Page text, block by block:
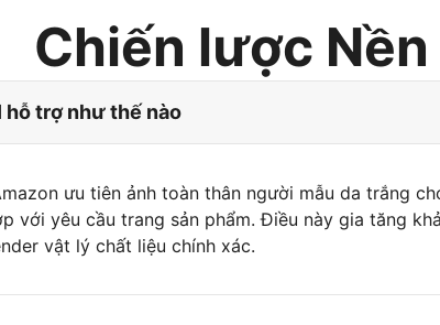
Chiến lược
hỗ trợ như thế nào
ưu tiên ảnh toàn thân người mẫu da trắng
với yêu cầu trang sản phẩm. Điều này gia tăng
vật lý chất liệu chính xác.